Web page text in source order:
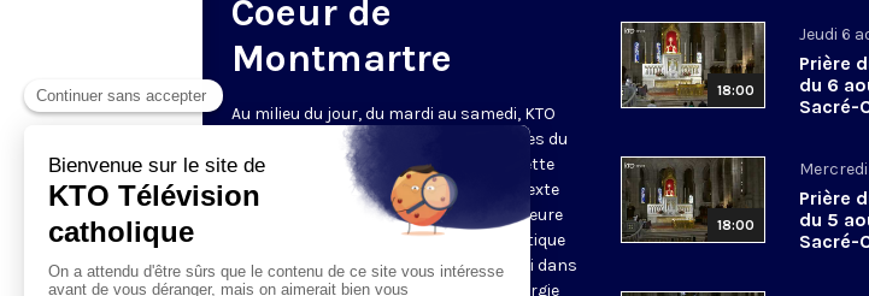
Coeur de
Montmartre
Au milieu du jour, du mardi au samedi, KTO
diffuse l’office de Sexte des Bénédictines du
Sacré-Coeur de Montmartre, depuis cette
basilique
. Comme son nom l’indique, sexte
est la prière chrétienne de la sixième heure
du jour, selon le découpage romain antique
de la journée - ce qui correspond à midi dans
notre journée actuelle. Cet office la liturgie
18:00
Jeudi 6
Prière
du 6
Sacré-
18:00
Prière
du 5
Sacré-